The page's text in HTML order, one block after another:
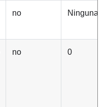
no Ninguna
no 0